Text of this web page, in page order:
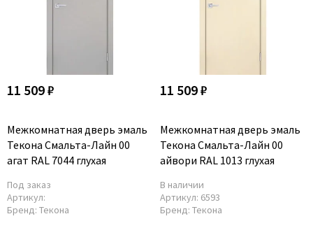
11 509 ₽
Межкомнатная дверь эмаль
Текона Смальта-Лайн 00
агат RAL 7044 глухая
Под заказ
Артикул:
Бренд: Текона
11 509 ₽
Межкомнатная дверь эмаль
Текона Смальта-Лайн 00
айвори RAL 1013 глухая
В наличии
Артикул: 6593
Бренд: Текона